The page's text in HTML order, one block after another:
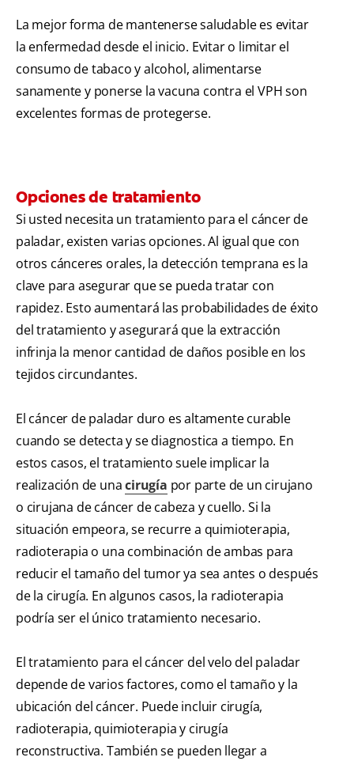
La mejor forma de mantenerse saludable es evitar
la enfermedad desde el inicio. Evitar o limitar el
consumo de tabaco y alcohol, alimentarse
sanamente y ponerse la vacuna contra el VPH son
excelentes formas de protegerse.
Opciones de tratamiento
Si usted necesita un tratamiento para el cáncer de
paladar, existen varias opciones. Al igual que con
otros cánceres orales, la detección temprana es la
clave para asegurar que se pueda tratar con
rapidez. Esto aumentará las probabilidades de éxito
del tratamiento y asegurará que la extracción
infrinja la menor cantidad de daños posible en los
tejidos circundantes.
El cáncer de paladar duro es altamente curable
cuando se detecta y se diagnostica a tiempo. En
estos casos, el tratamiento suele implicar la
realización de unacirugía por parte de un cirujano
o cirujana de cáncer de cabeza y cuello. Si la
situación empeora, se recurre a quimioterapia,
radioterapia o una combinación de ambas para
reducir el tamaño del tumor ya sea antes o después
de la cirugía. En algunos casos, la radioterapia
podría ser el único tratamiento necesario.
El tratamiento para el cáncer del velo del paladar
depende de varios factores, como el tamaño y la
ubicación del cáncer. Puede incluir cirugía,
radioterapia, quimioterapia y cirugía
reconstructiva. También se pueden llegar a